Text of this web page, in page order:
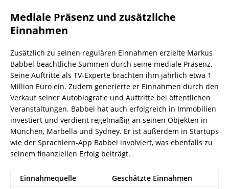
Mediale Präsenz und zusätzliche
Einnahmen
Zusätzlich zu seinen regulären Einnahmen erzielte Markus
Babbel beachtliche Summen durch seine mediale Präsenz.
Seine Auftritte als TV-Experte brachten ihm jährlich etwa 1
Million Euro ein. Zudem generierte er Einnahmen durch den
Verkauf seiner Autobiografie und Auftritte bei öffentlichen
Veranstaltungen. Babbel hat auch erfolgreich in Immobilien
investiert und verdient regelmäßig an seinen Objekten in
München, Marbella und Sydney. Er ist außerdem in Startups
wie der Sprachlern-App Babbel involviert, was ebenfalls zu
seinem finanziellen Erfolg beiträgt.
Einnahmequelle
Geschätzte Einnahmen